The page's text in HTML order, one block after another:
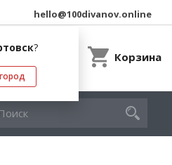
?
hello@100divanov.online
Корзина